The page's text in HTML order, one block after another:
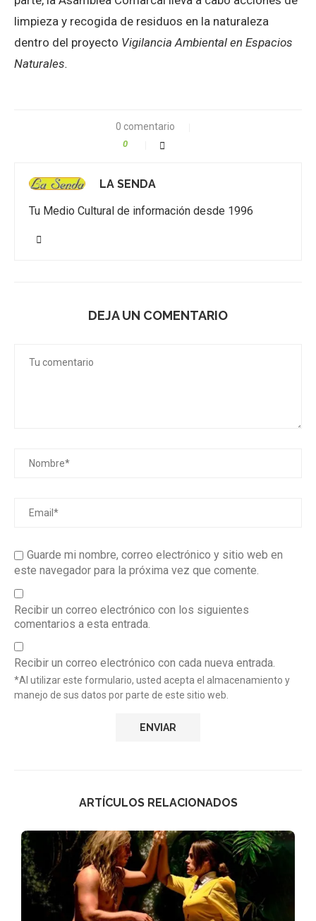
limpieza y recogida de residuos en la naturaleza
dentro del proyecto Vigilancia Ambiental en Espacios
Naturales.
0 comentario
0
LA SENDA
Tu Medio Cultural de información desde 1996
DEJA UN COMENTARIO
Guarde mi nombre, correo electrónico y sitio web en
este navegador para la próxima vez que comente.
Recibir un correo electrónico con los siguientes
comentarios a esta entrada.
Recibir un correo electrónico con cada nueva entrada.
*Al utilizar este formulario, usted acepta el almacenamiento y
manejo de sus datos por parte de este sitio web.
ARTÍCULOS RELACIONADOS